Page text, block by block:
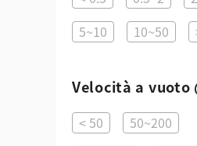
5~10
10~50
Velocità a vuoto
< 50
50~200